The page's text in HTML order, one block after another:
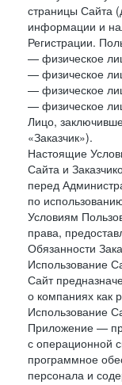
страницы Сайта
информации и
Регистрации.
— физическое
— физическое
— физическое
— физическое
Лицо,
«Заказчик»).
Настоящие
Сайта и
перед
по
Условиям
права,
Обязанности
Использование
Сайт
о компаниях как
Использование
Приложение —
с операционной
программное
персонала и